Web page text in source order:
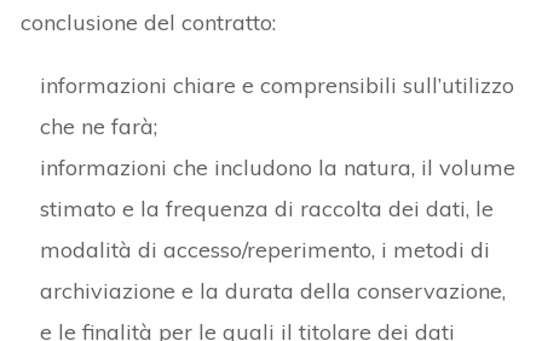
conclusione del contratto:
informazioni chiare e comprensibili sull’utilizzo
che ne farà;
informazioni che includono la natura, il volume
stimato e la frequenza di raccolta dei dati, le
modalità di accesso/reperimento, i metodi di
archiviazione e la durata della conservazione,
e le finalità per le quali il titolare dei dati